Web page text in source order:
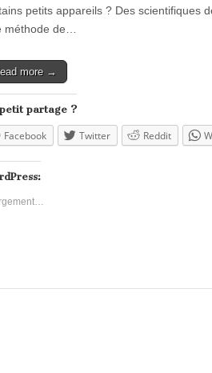
petits appareils ? Des scientifiques
méthode de…
more →
partage ?
Facebook Twitter Reddit